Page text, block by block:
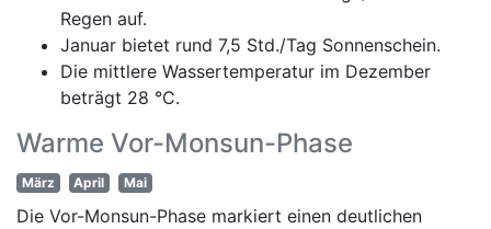
Regen auf.
Januar bietet rund 7,5 Std./Tag Sonnenschein.
Die mittlere Wassertemperatur im Dezember
beträgt 28 °C.
Warme Vor-Monsun-Phase
März April Mai
Die Vor-Monsun-Phase markiert einen deutlichen